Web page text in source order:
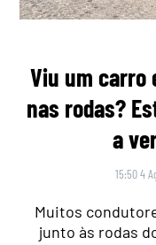
Viu um carro
nas rodas?
a
15:50 4
Muitos
junto às rodas